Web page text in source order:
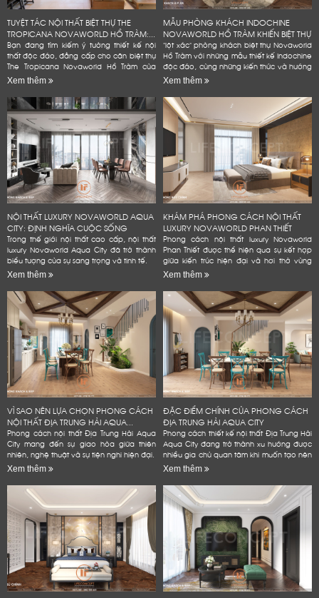
TUYỆT TÁC NỘI THẤT BIỆT THỰ THE
TROPICANA NOVAWORLD HỒ TRÀM:...
Bạn đang tìm kiếm ý tưởng thiết kế nội
thất độc đáo, đẳng cấp cho căn biệt thự
The Tropicana Novaworld Hồ Tràm của
mình? Hãy để Lifeconcept đồng hành
cùng bạn! Chúng tôi không...
Xem thêm
MẪU PHÒNG KHÁCH INDOCHINE
NOVAWORLD HỒ TRÀM KHIẾN BIỆT THỰ
"lột xác" phòng khách biệt thự Novaworld
Hồ Tràm với những mẫu thiết kế Indochine
độc đáo, cùng những kiến thức và hướng
dẫn chi tiết, dễ dàng áp dụng. Bạn
không cần phải là...
Xem thêm
NỘI THẤT LUXURY NOVAWORLD AQUA
CITY: ĐỊNH NGHĨA CUỘC SỐNG
ĐẲNG...
Trong thế giới nội thất cao cấp, nội thất
luxury Novaworld Aqua City đã trở thành
biểu tượng của sự sang trọng và tinh tế.
Xem thêm
KHÁM PHÁ PHONG CÁCH NỘI THẤT
LUXURY NOVAWORLD PHAN THIẾT
Phong cách nội thất luxury Novaworld
Phan Thiết được thể hiện qua sự kết hợp
giữa kiến trúc hiện đại và hơi thở vùng
biển.
Xem thêm
VÌ SAO NÊN LỰA CHỌN PHONG CÁCH
NỘI THẤT ĐỊA TRUNG HẢI AQUA...
Phong cách nội thất Địa Trung Hải Aqua
City mang đến sự giao hòa giữa thiên
nhiên, nghệ thuật và sự tiện nghi hiện đại.
Xem thêm
ĐẶC ĐIỂM CHÍNH CỦA PHONG CÁCH
ĐỊA TRUNG HẢI AQUA CITY
Phong cách thiết kế nội thất Địa Trung Hải
Aqua City đang trở thành xu hướng được
nhiều gia chủ quan tâm khi muốn tạo nên
không gian sống đẳng cấp
Xem thêm